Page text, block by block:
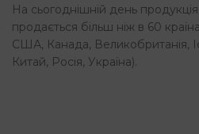
На сьогоднішній день
продається більш ніж в 60
США, Канада, Великобританія,
Китай, Росія, Україна).